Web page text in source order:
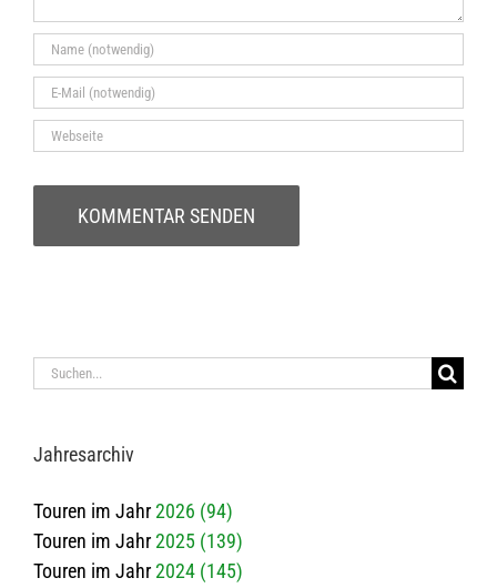
Suche
Jah­res­ar­chiv
Touren im Jahr2026 (94)
Touren im Jahr2025 (139)
Touren im Jahr2024 (145)